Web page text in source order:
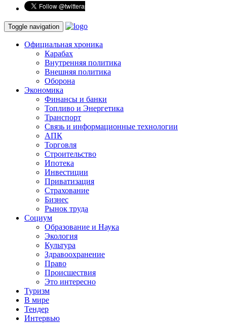
Toggle navigation
Официальная хроника
Карабах
Внутренняя политика
Внешняя политика
Оборона
Экономика
Финансы и банки
Топливо и Энергетика
Транспорт
Связь и информационные технологии
АПК
Торговля
Строительство
Ипотека
Инвестиции
Приватизация
Страхование
Бизнес
Рынок труда
Социум
Образование и Наука
Экология
Культура
Здравоохранение
Право
Происшествия
Это интересно
Туризм
В мире
Тендер
Интервью